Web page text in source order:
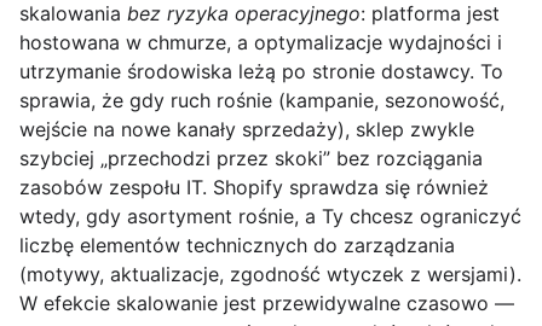
skalowania bez ryzyka operacyjnego: platforma jest
hostowana w chmurze, a optymalizacje wydajności i
utrzymanie środowiska leżą po stronie dostawcy. To
sprawia, że gdy ruch rośnie (kampanie, sezonowość,
wejście na nowe kanały sprzedaży), sklep zwykle
szybciej „przechodzi przez skoki” bez rozciągania
zasobów zespołu IT. Shopify sprawdza się również
wtedy, gdy asortyment rośnie, a Ty chcesz ograniczyć
liczbę elementów technicznych do zarządzania
(motywy, aktualizacje, zgodność wtyczek z wersjami).
W efekcie skalowanie jest przewidywalne czasowo —